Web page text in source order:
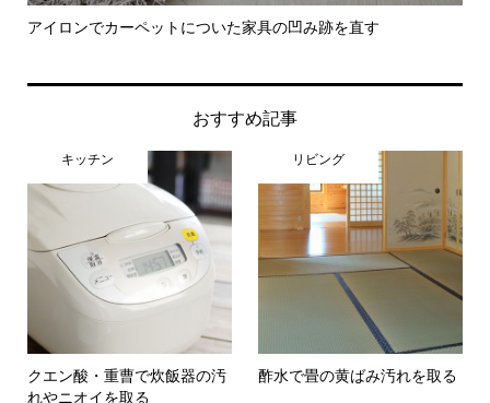
アイロンでカーペットについた家具の凹み跡を直す
おすすめ記事
キッチン
クエン酸・重曹で炊飯器の汚
れやニオイを取る
リビング
酢水で畳の黄ばみ汚れを取る